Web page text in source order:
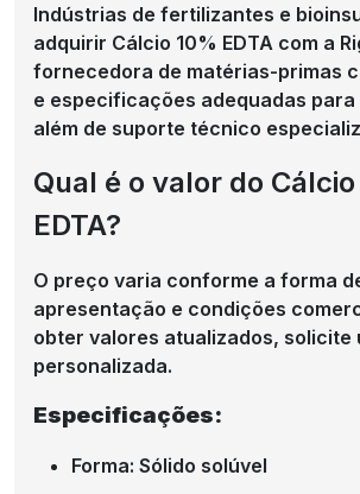
Indústrias de fertilizantes e
adquirir Cálcio 10% EDTA com a
fornecedora de matérias-primas
e especificações adequadas
além de suporte técnico
Qual é o valor do Cálcio
EDTA?
O preço varia conforme a forma
apresentação e condições
obter valores atualizados, solicite
personalizada.
Especificações:
Forma: Sólido solúvel